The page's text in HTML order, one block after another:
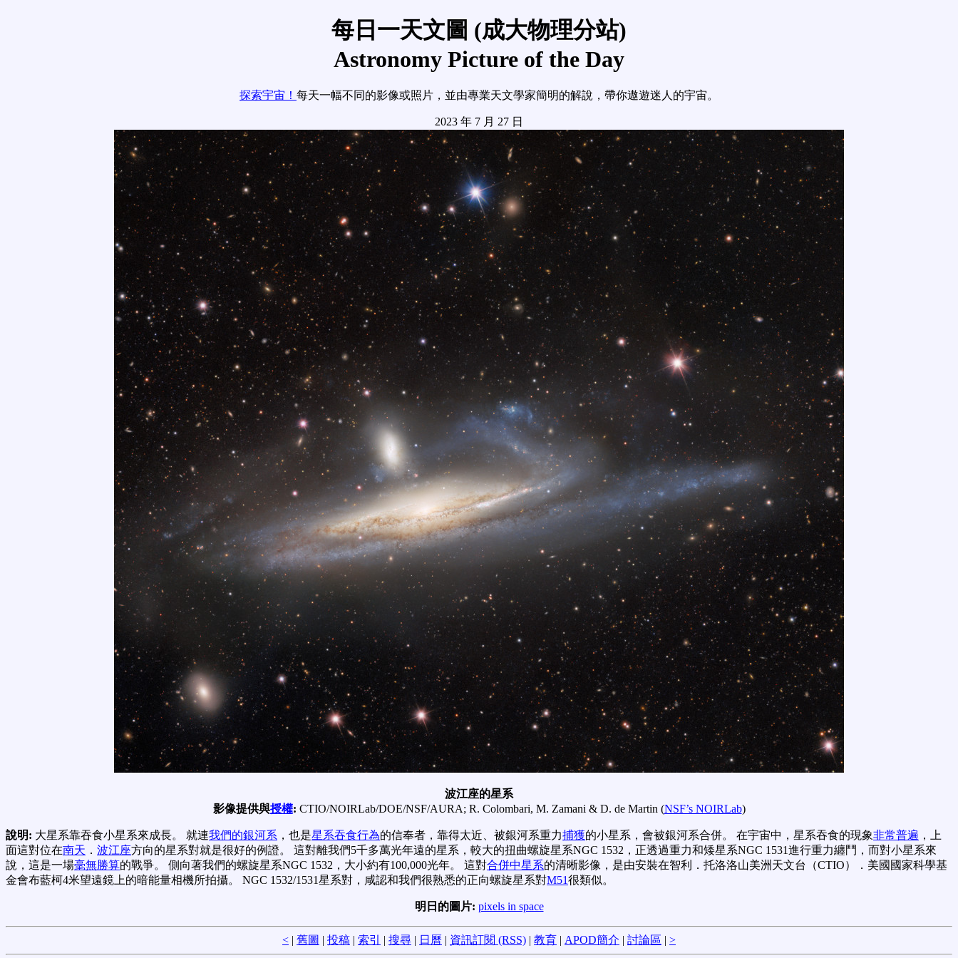
每日一天文圖 (成大物理分站)
Astronomy Picture of the Day
探索宇宙！ 每天一幅不同的影像或照片，並由專業天文學家簡明的解說，帶你遨遊迷人的宇宙。
2023 年 7 月 27 日
波江座的星系
影像提供與授權: CTIO/NOIRLab/DOE/NSF/AURA; R. Colombari, M. Zamani & D. de Martin (NSF’s NOIRLab)
說明: 大星系靠吞食小星系來成長。 就連我們的銀河系 ，也是星系吞食行為的信奉者，靠得太近、被銀河系重力捕獲的小星系，會被銀河系合併。 在宇宙中，星系吞食的現象非常普遍 ，上
面這對位在南天 ． 波江座方向的星系對就是很好的例證。 這對離我們5千多萬光年遠的星系，較大的扭曲螺旋星系NGC 1532，正透過重力和矮星系NGC 1531進行重力纏鬥，而對小星系來
說，這是一場毫無勝算的戰爭。 側向著我們的螺旋星系NGC 1532，大小約有100,000光年。 這對合併中星系的清晰影像，是由安裝在智利．托洛洛山美洲天文台（CTIO）．美國國家科學基
金會布藍柯4米望遠鏡上的暗能量相機所拍攝。 NGC 1532/1531星系對，咸認和我們很熟悉的正向螺旋星系對M51很類似。
明日的圖片: pixels in space
< | 舊圖 | 投稿 | 索引 | 搜尋 | 日曆 | 資訊訂閱 (RSS) | 教育 | APOD簡介 | 討論區 | >